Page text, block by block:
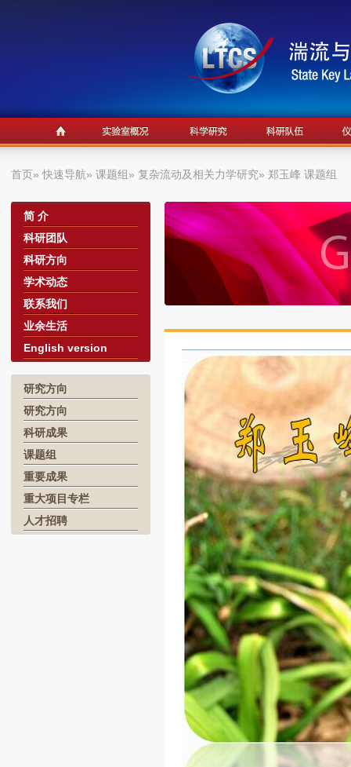
首页»快速导航» 课题组» 复杂流动及相关力学研究» 郑玉峰 课题组
a
简 介
科研团队
科研方向
学术动态
联系我们
业余生活
English version
研究方向
研究方向
科研成果
课题组
重要成果
重大项目专栏
人才招聘